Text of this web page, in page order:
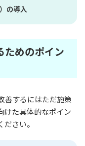
の導入
ためのポイン
善するにはただ施策
けた具体的なポイン
さい。